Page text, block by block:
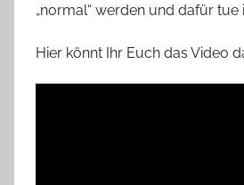
„normal“ werden und dafür tue
Hier könnt Ihr Euch das Video